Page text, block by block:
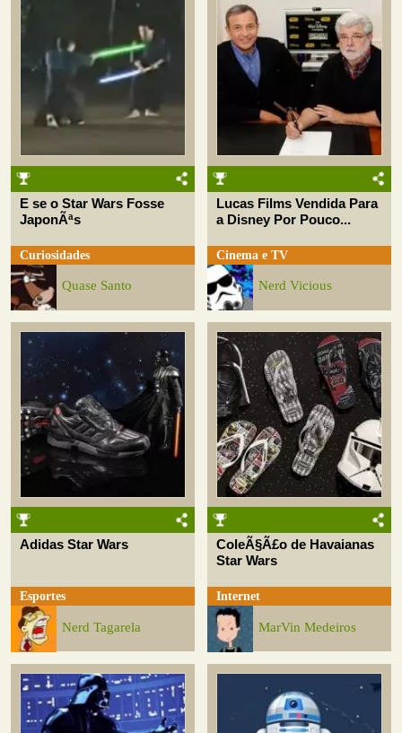
E se o Star Wars Fosse
JaponÃªs
Curiosidades
Quase Santo
Lucas Films Vendida Para
a Disney Por Pouco...
Cinema e TV
Nerd Vicious
Adidas Star Wars
Esportes
Nerd Tagarela
ColeÃ§Ã£o de Havaianas
Star Wars
Internet
MarVin Medeiros